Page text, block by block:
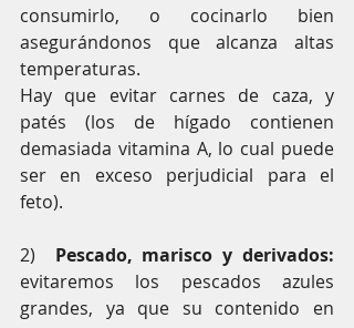
consumirlo, o cocinarlo bien
asegurándonos que alcanza altas
temperaturas.
Hay que evitar carnes de caza, y
patés (los de hígado contienen
demasiada vitamina A, lo cual puede
ser en exceso perjudicial para el
feto).
2)
evitaremos los pescados azules
grandes, ya que su contenido en